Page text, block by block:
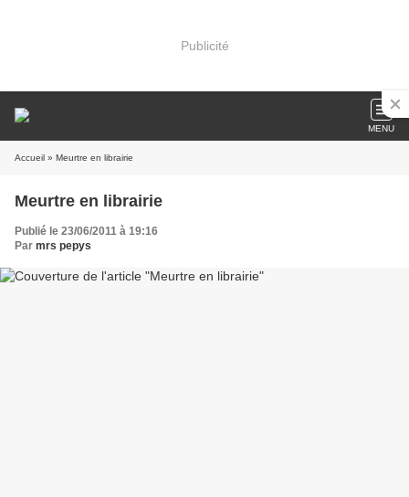
Publicité
MENU
Accueil » Meurtre en librairie
Meurtre en librairie
Publié le 23/06/2011 à 19:16
Par mrs pepys